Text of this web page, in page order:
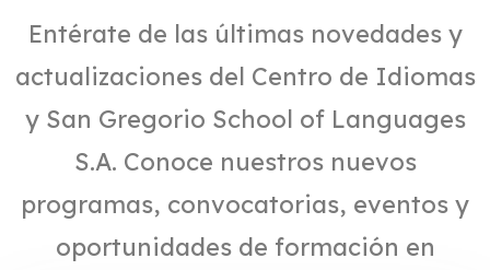
Entérate de las últimas novedades y
actualizaciones del Centro de Idiomas
y San Gregorio School of Languages
S.A. Conoce nuestros nuevos
programas, convocatorias, eventos y
oportunidades de formación en